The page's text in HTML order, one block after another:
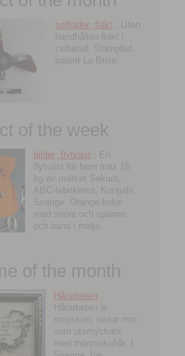
solfjäder; fläkt ; Liten
handhållen fläkt i
celluloid. Stämplad
patent La Brise.
of the week
bilder; flytväst ; En
flytväst för barn max 15
kg av märket Sekurit,
ABC-fabrikerna, Kungälv,
Sverige. Orange kulör
med snöre och spänne
och band i midja.
of the month
Hårarbeten
Hårarbeten är
smycken, tavlor mm
som utsmyckats
med människohår. I